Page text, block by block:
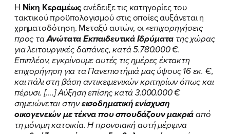
Η Νίκη Κεραμέωςανέδειξε τις κατηγορίες του
τακτικού προϋπολογισμού στις οποίες αυξάνεται η
χρηματοδότηση. Μεταξύ αυτών, οι«επιχορηγήσεις
προς ταΑνώτατα Εκπαιδευτικά Ιδρύματα της χώρας
για λειτουργικές δαπάνες, κατά 5.780.000 €.
Επιπλέον, εγκρίνουμε αυτές τις ημέρες έκτακτη
επιχορήγηση για τα Πανεπιστήμιά μας ύψους 16 εκ. €,
και πάλι στη βάση αντικειμενικών κριτηρίων όπως και
πέρυσι. [….] Αύξηση επίσης κατά 3.000.000 €
σημειώνεται στηνεισοδηματική ενίσχυση
οικογενειών με τέκνα που σπουδάζουν μακριάαπό
τη μόνιμη κατοικία. Η προνοιακή αυτή μέριμνα